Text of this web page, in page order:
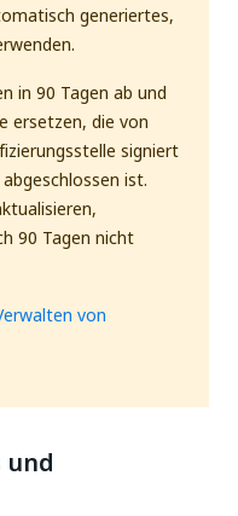
generiertes,
in 90 Tagen ab und
ersetzen, die von
signiert
ist.
90 Tagen nicht
von
und